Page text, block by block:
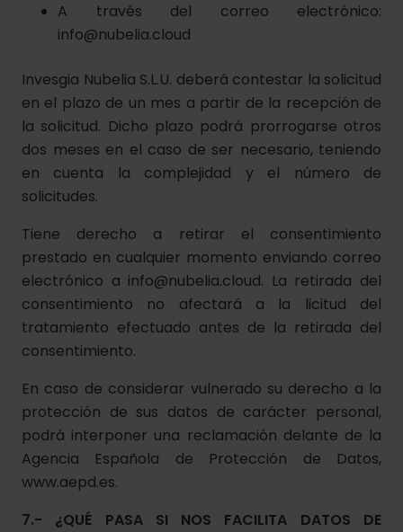
A través del correo electrónico:
info@nubelia.cloud
Invesgia Nubelia S.L.U. deberá contestar la solicitud
en el plazo de un mes a partir de la recepción de
la solicitud. Dicho plazo podrá prorrogarse otros
dos meses en el caso de ser necesario, teniendo
en cuenta la complejidad y el número de
solicitudes.
Tiene derecho a retirar el consentimiento
prestado en cualquier momento enviando correo
electrónico a info@nubelia.cloud. La retirada del
consentimiento no afectará a la licitud del
tratamiento efectuado antes de la retirada del
consentimiento.
En caso de considerar vulnerado su derecho a la
protección de sus datos de carácter personal,
podrá interponer una reclamación delante de la
Agencia Española de Protección de Datos,
www.aepd.es.
7.- ¿QUÉ PASA SI NOS FACILITA DATOS DE